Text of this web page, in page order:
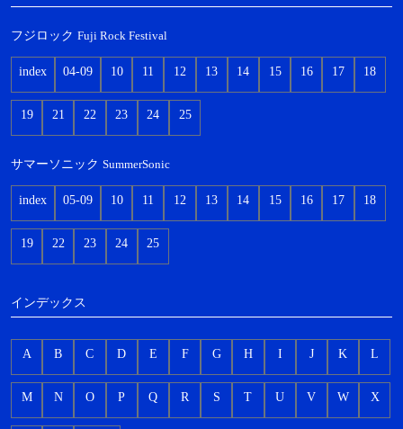
フジロック Fuji Rock Festival
index 04-09 10 11 12 13 14 15 16 17 18
19 21 22 23 24 25
サマーソニック SummerSonic
index 05-09 10 11 12 13 14 15 16 17 18
19 22 23 24 25
インデックス
A B C D E F G H I J K L
M N O P Q R S T U V W X